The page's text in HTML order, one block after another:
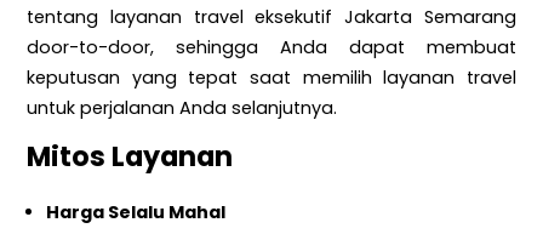
tentang layanan travel eksekutif Jakarta Semarang
door-to-door, sehingga Anda dapat membuat
keputusan yang tepat saat memilih layanan travel
untuk perjalanan Anda selanjutnya.
Mitos Layanan
Harga Selalu Mahal